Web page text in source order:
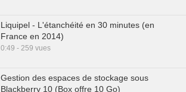
Liquipel - L'étanchéité en 30 minutes (en
France en 2014)
0:49 - 259 vues
Gestion des espaces de stockage sous
Blackberry 10 (Box offre 10 Go)